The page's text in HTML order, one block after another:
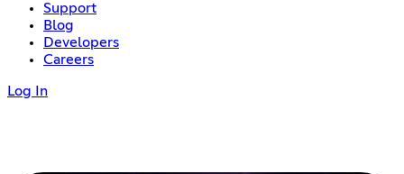
Support
Blog
Developers
Careers
Log In